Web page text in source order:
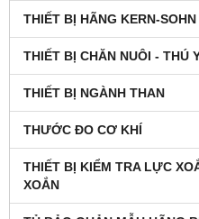
THIẾT BỊ HÃNG KERN-SOHN
THIẾT BỊ CHĂN NUÔI - THÚ
THIẾT BỊ NGÀNH THAN
THƯỚC ĐO CƠ KHÍ
THIẾT BỊ KIỂM TRA LỰC
XOẮN